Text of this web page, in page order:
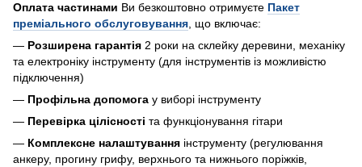
Оплата частинами Ви безкоштовно отримуєте Пакет
преміального обслуговування, що включає:
— Розширена гарантія 2 роки на склейку деревини, механіку
та електроніку інструменту (для інструментів із можливістю
підключення)
— Профільна допомога у виборі інструменту
— Перевірка цілісності та функціонування гітари
— Комплексне налаштування інструменту (регулювання
анкеру, прогину грифу, верхнього та нижнього поріжків,